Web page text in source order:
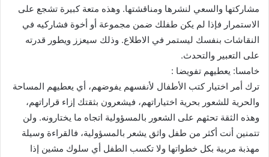
مشاركتها والسعي لنشرها ومناقشتها. وهذه متعة كبيرة تشجع على
الاستمرار فإذا لم يكن طفلك ضمن مجموعة أو أخوة فشاركيه في
النقاشات بنفسك ليستمر في الاطلاع. وذلك سيعزز ويطور قدرته
على التعبير والتحدث.
خامسا: يعطيهم تفويضا :
ترك أمر اختيار كتب الأطفال لأنفسهم يفوضهم، أي يعطيهم المساحة
والحرية للشعور بحرية اختياراتهم، فيشعرون بثقتك إزاء قراراتهم،
وهذه الثقة تحثهم على الشعور بالمسؤولية اتجاه ما يختارونه. ولن
تتمنين أنت أكثر من طفل واثق يشعر بالمسؤولية، فالقراءة وسيلة
مهذبة مربية بكل خطواتها ولا تكسب الطفل أي سلوك مشين إذا